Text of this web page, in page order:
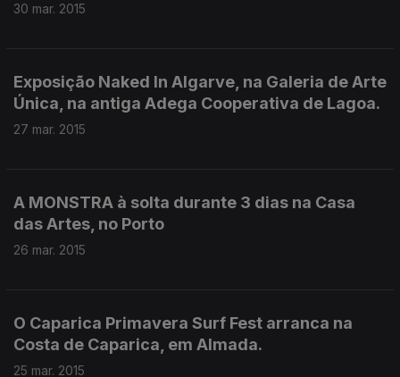
30 mar. 2015
Exposição Naked In Algarve, na Galeria de Arte
Única, na antiga Adega Cooperativa de Lagoa.
27 mar. 2015
A MONSTRA à solta durante 3 dias na Casa
das Artes, no Porto
26 mar. 2015
O Caparica Primavera Surf Fest arranca na
Costa de Caparica, em Almada.
25 mar. 2015